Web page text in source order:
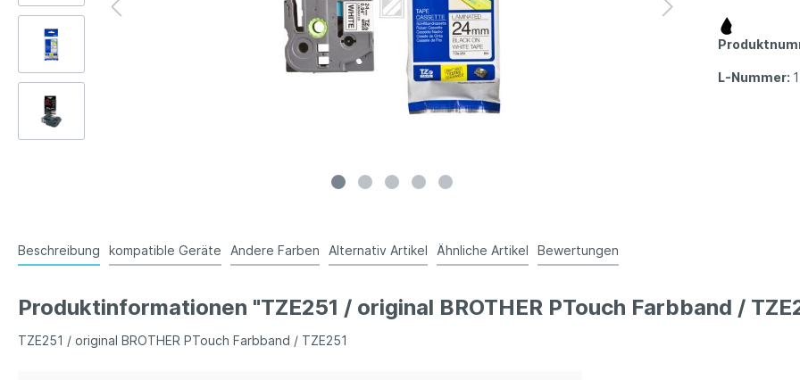
L-Nummer:
Beschreibung kompatible Geräte Andere Farben Alternativ Artikel Ähnliche Artikel Bewertungen
Produktinformationen "TZE251 / original BROTHER PTouch Farbband /
TZE251 / original BROTHER PTouch Farbband / TZE251